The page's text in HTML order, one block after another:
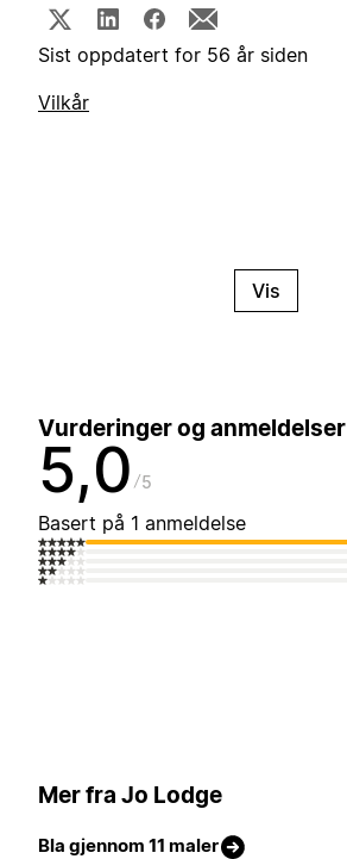
Sist oppdatert for 56 år siden
Vilkår
Vis
Vurderinger og anmeldelser
5,0 5
Basert på 1 anmeldelse
Mer fra Jo Lodge
Bla gjennom 11 maler